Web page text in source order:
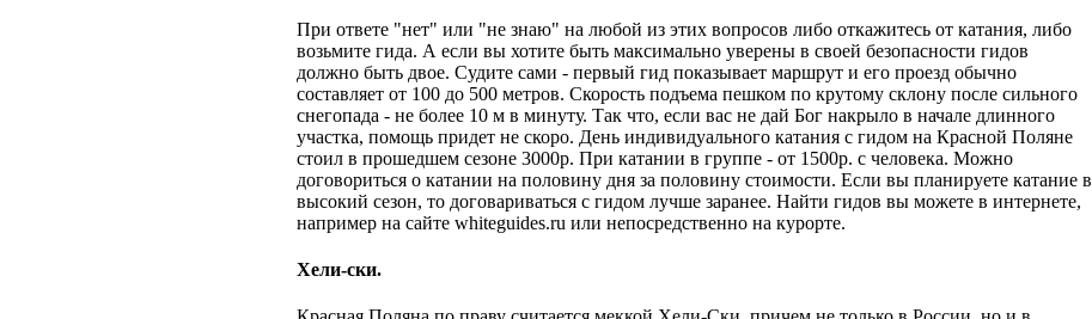
При ответе "нет" или "не знаю" на любой из этих вопросов либо откажитесь от катания, либо
возьмите гида. А если вы хотите быть максимально уверены в своей безопасности гидов
должно быть двое. Судите сами - первый гид показывает маршрут и его проезд обычно
составляет от 100 до 500 метров. Скорость подъема пешком по крутому склону после сильного
снегопада - не более 10 м в минуту. Так что, если вас не дай Бог накрыло в начале длинного
участка, помощь придет не скоро. День индивидуального катания с гидом на Красной Поляне
стоил в прошедшем сезоне 3000р. При катании в группе - от 1500р. с человека. Можно
договориться о катании на половину дня за половину стоимости. Если вы планируете катание в
высокий сезон, то договариваться с гидом лучше заранее. Найти гидов вы можете в интернете,
например на сайте whiteguides.ru или непосредственно на курорте.
Хели-ски.